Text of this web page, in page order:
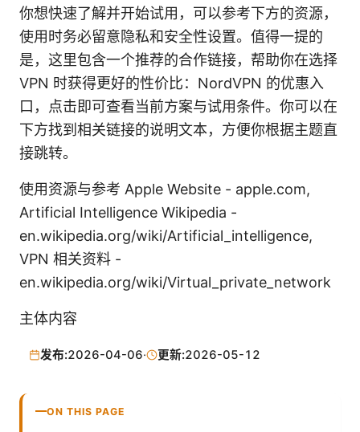
你想快速了解并开始试用，可以参考下方的资源，
使用时务必留意隐私和安全性设置。值得一提的
是，这里包含一个推荐的合作链接，帮助你在选择
VPN 时获得更好的性价比：NordVPN 的优惠入
口，点击即可查看当前方案与试用条件。你可以在
下方找到相关链接的说明文本，方便你根据主题直
接跳转。
使用资源与参考 Apple Website - apple.com,
Artificial Intelligence Wikipedia -
en.wikipedia.org/wiki/Artificial_intelligence,
VPN 相关资料 -
en.wikipedia.org/wiki/Virtual_private_network
主体内容
发布:2026-04-06· 更新:2026-05-12
ON THIS PAGE